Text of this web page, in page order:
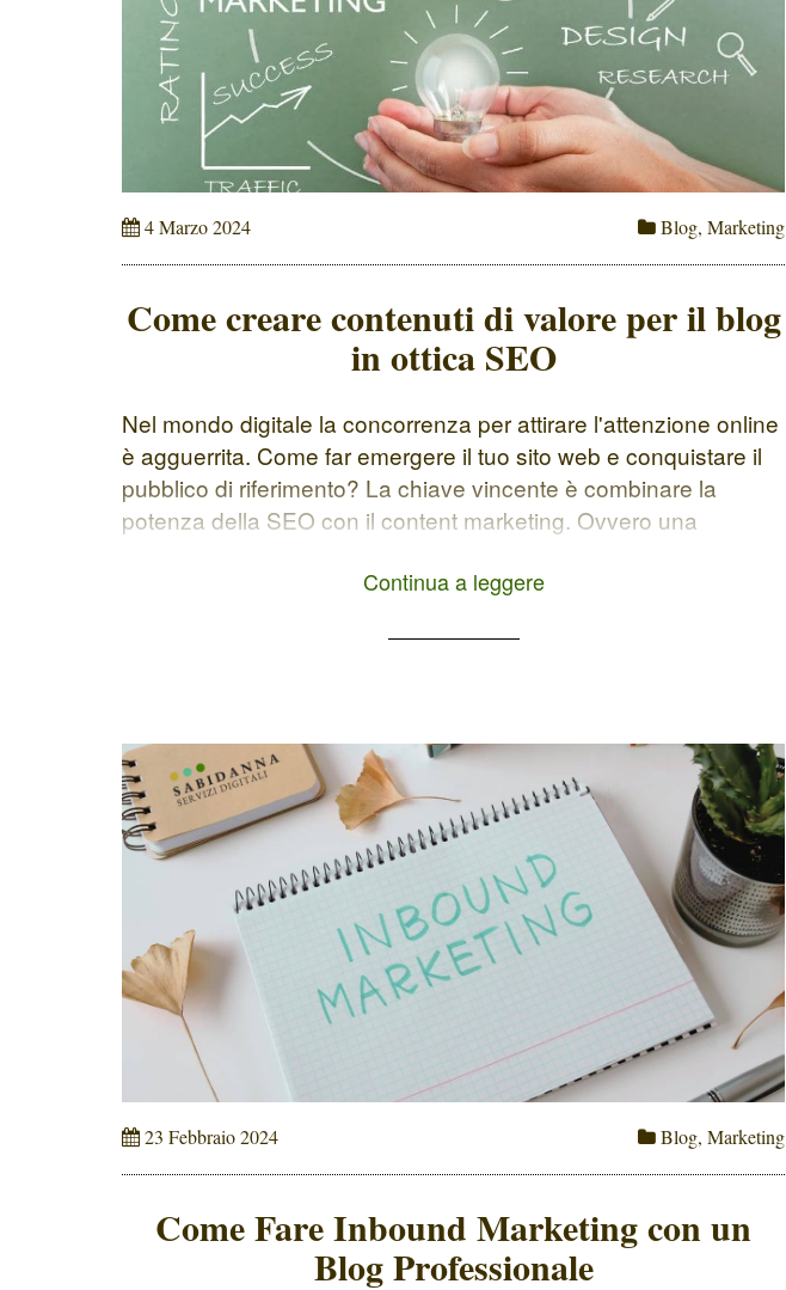
4 Marzo 2024 Blog, Marketing
Come creare contenuti di valore per il blog
in ottica SEO
Nel mondo digitale la concorrenza per attirare l'attenzione online
è agguerrita. Come far emergere il tuo sito web e conquistare il
pubblico di riferimento? La chiave vincente è combinare la
potenza della SEO con il content marketing. Ovvero una
contenuti di valore (utili e interessanti per […]
Continua a leggere
23 Febbraio 2024 Blog, Marketing
Come Fare Inbound Marketing con un
Blog Professionale